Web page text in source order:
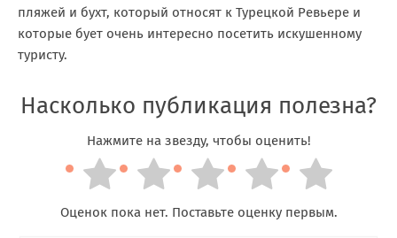
пляжей и бухт, который относят к Турецкой Ревьере и
которые бует очень интересно посетить искушенному
туристу.
Насколько публикация полезна?
Нажмите на звезду, чтобы оценить!
Оценок пока нет. Поставьте оценку первым.